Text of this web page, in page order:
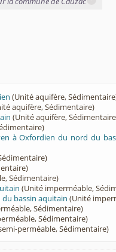
(Unité aquifère,
aquifère, Sédimentaire)
(Unité aquifère,
à Oxfordien du nord du
Sédimentaire)
(Unité imperméable,
bassin aquitain (Unité
Sédimentaire)
Sédimentaire)
perméable, Sédimentaire)